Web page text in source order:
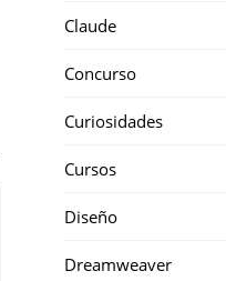
Claude
Concurso
Curiosidades
Cursos
Diseño
Dreamweaver